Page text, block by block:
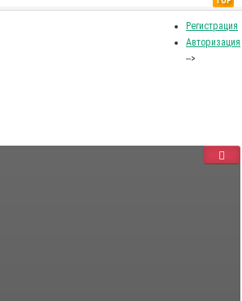
Регистрация
Авторизация
-->